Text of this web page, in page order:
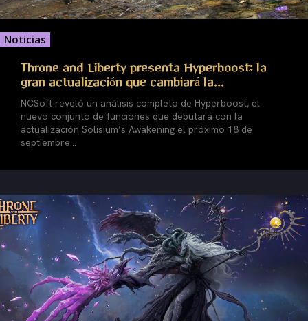
Noticias
Throne and Liberty presenta Hyperboost: la
gran actualización que cambiará la...
NCSoft reveló un análisis completo de Hyperboost, el
nuevo conjunto de funciones que debutará con la
actualización Solisium’s Awakening el próximo 18 de
septiembre...